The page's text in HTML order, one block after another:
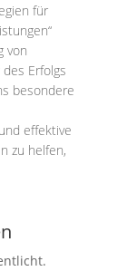
für
von
Erfolgs
besondere
effektive
zu helfen,